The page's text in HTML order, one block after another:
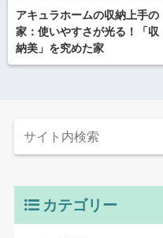
アキュラホームの収納上手の
家：使いやすさが光る！「収
納美」を究めた家
カテゴリー